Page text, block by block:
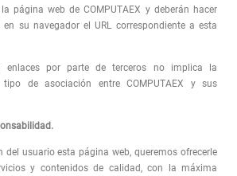
página web de COMPUTAEX y deberán hacer
en su navegador el URL correspondiente a esta
enlaces por parte de terceros no implica la
de asociación entre COMPUTAEX y sus
del usuario esta página web, queremos ofrecerle
y contenidos de calidad, con la máxima